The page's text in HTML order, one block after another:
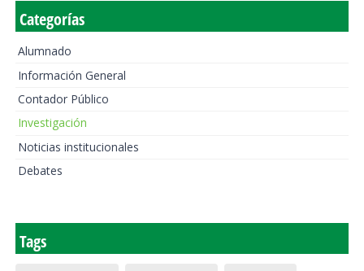
Categorías
Alumnado
Información General
Contador Público
Investigación
Noticias institucionales
Debates
Tags